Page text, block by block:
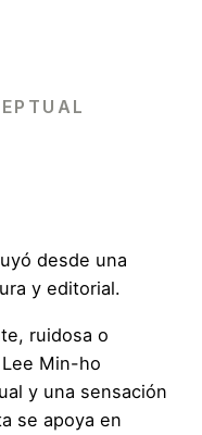
desde una
y editorial.
ruidosa o
Min-ho
y una sensación
se apoya en